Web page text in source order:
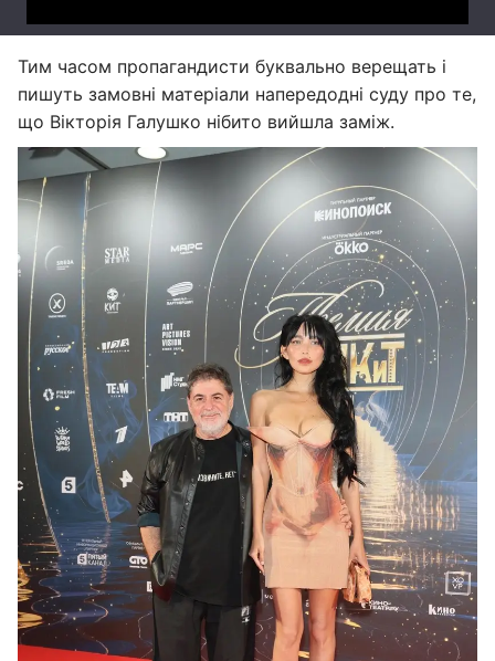
Тим часом пропагандисти буквально верещать і
пишуть замовні матеріали напередодні суду про те,
що Вікторія Галушко нібито вийшла заміж.